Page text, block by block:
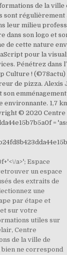
a>'; Espace
un espace
des extraits de
une
par étape et
sur votre
utiles sur
Centre
de la ville de
bien ne correspond